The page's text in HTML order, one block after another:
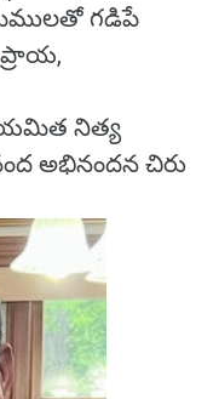
గడిపే
ప్రాయ,
నిత్య
అభినందన చిరు